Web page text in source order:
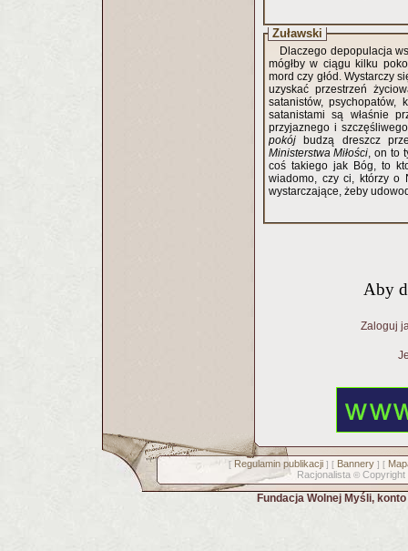
Żuławski
Dlaczego depopulacja
mógłby w ciągu kilku
mord czy głód. Wystarczy
uzyskać przestrzeń
satanistów,
satanistami są właśnie
przyjaznego i
pokój budzą dreszcz
Ministerstwa Miłości, on to
coś takiego jak Bóg, to
wiadomo, czy ci, którzy o
wystarczające, żeby
Aby
Zaloguj
[ Regulamin publikacji] [ Bannery] [
Racjonalista © Copyright
Fundacja Wolnej Myśli,